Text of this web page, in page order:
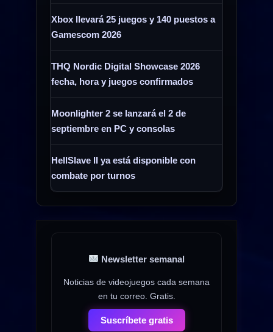
Xbox llevará 25 juegos y 140 puestos a
Gamescom 2026
THQ Nordic Digital Showcase 2026
fecha, hora y juegos confirmados
Moonlighter 2 se lanzará el 2 de
septiembre en PC y consolas
HellSlave II ya está disponible con
combate por turnos
Newsletter semanal
Noticias de videojuegos cada semana
en tu correo. Gratis.
Suscríbete gratis